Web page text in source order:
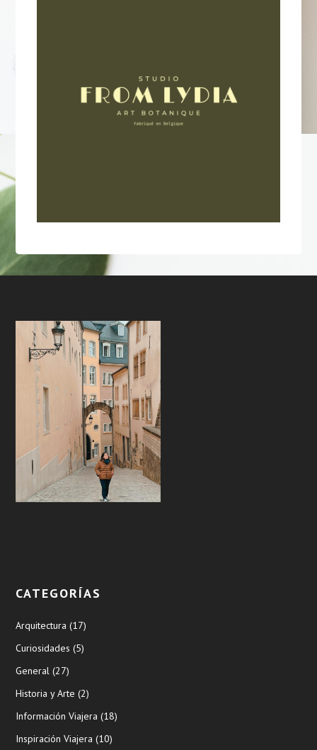
CATEGORÍAS
Arquitectura (17)
Curiosidades (5)
General (27)
Historia y Arte (2)
Información Viajera (18)
Inspiración Viajera (10)